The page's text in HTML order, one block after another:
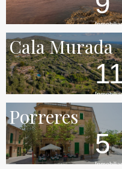
Cala Murada
Porreres
5